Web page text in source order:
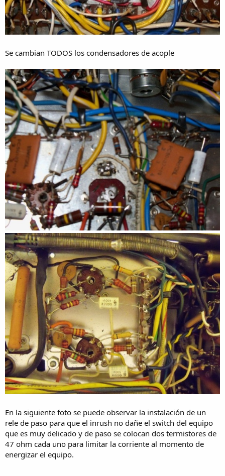
Se cambian TODOS los condensadores de acople
En la siguiente foto se puede observar la instalación de un
rele de paso para que el inrush no dañe el switch del equipo
que es muy delicado y de paso se colocan dos termistores de
47 ohm cada uno para limitar la corriente al momento de
energizar el equipo.